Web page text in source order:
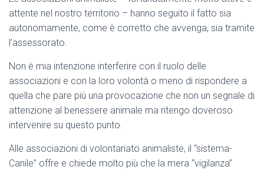
attente nel nostro territorio – hanno seguito il fatto sia
autonomamente, come è corretto che avvenga, sia tramite
l’assessorato.
Non è mia intenzione interferire con il ruolo delle
associazioni e con la loro volontà o meno di rispondere a
quella che pare più una provocazione che non un segnale di
attenzione al benessere animale ma ritengo doveroso
intervenire su questo punto.
Alle associazioni di volontariato animaliste, il “sistema-
Canile” offre e chiede molto più che la mera “vigilanza”